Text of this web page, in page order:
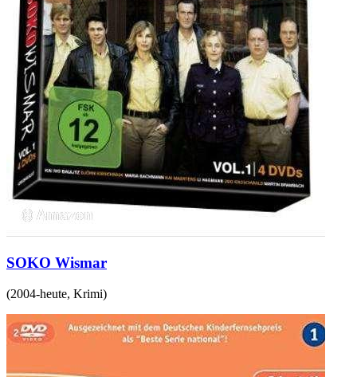
SOKO Wismar
(2004-heute, Krimi)